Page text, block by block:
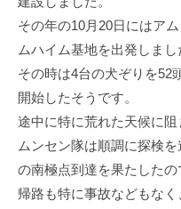
その年の10月20日にはア
ムハイム基地を出発しまし
その時は4台の犬ぞりを52
開始したそうです。
途中に特に荒れた天候に
ムンセン隊は順調に探検
の南極点到達を果たしたの
帰路も特に事故などもな